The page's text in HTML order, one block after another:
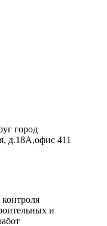
город
д.18А,офис 411